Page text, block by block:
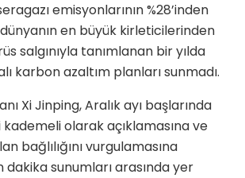
emisyonlarının %28’inden
en büyük kirleticilerinden
salgınıyla tanımlanan bir yılda
karbon azaltım planları sunmadı.
Xi Jinping, Aralık ayı başlarında
olarak açıklamasına ve
bağlılığını vurgulamasına
sunumları arasında yer